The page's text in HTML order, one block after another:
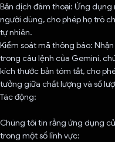
Bản dịch đàm thoại: Ứng
người dùng, cho phép họ trò
tự nhiên.
Kiểm soát mã thông báo:
trong câu lệnh của Gemini,
kích thước bản tóm tắt, cho
tưởng giữa chất lượng và số
Tác động:
Chúng tôi tin rằng ứng dụng
trong một số lĩnh vực: